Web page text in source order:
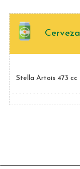
Stella Artois 473